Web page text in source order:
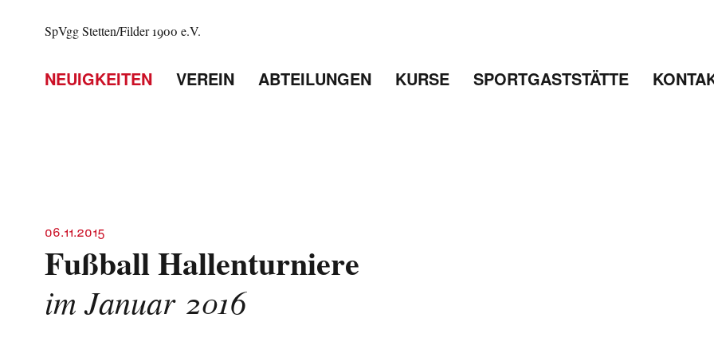
SpVgg Stetten/Filder 1900 e.V.
NEUIGKEITEN VEREIN ABTEILUNGEN KURSE SPORTGASTSTÄTTE
06.11.2015
Fußball Hallenturniere
im Januar 2016